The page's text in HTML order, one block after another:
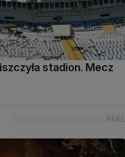
stadion. Mecz